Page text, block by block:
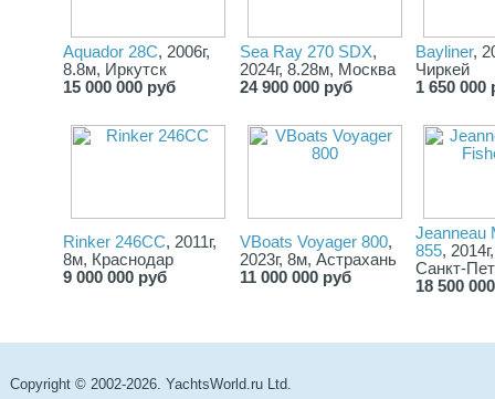
Aquador 28C, 2006г,
8.8м, Иркутск
15 000 000 руб
Sea Ray 270 SDX,
2024г, 8.28м, Москва
24 900 000 руб
Bayliner,
Чиркей
1 650 000
Rinker 246CC, 2011г,
8м, Краснодар
9 000 000 руб
VBoats Voyager 800,
2023г, 8м, Астрахань
11 000 000 руб
Jeanneau
855,
Санкт-
18 500
Copyright © 2002-2026. YachtsWorld.ru Ltd.